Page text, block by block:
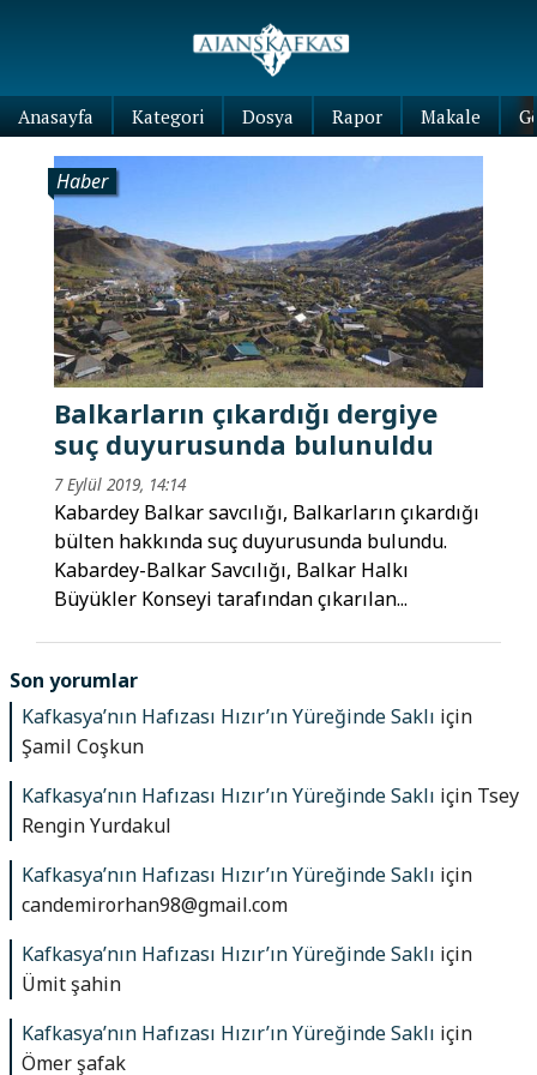
Anasayfa Kategori Dosya Rapor Makale
Haber
Balkarların çıkardığı dergiye
suç duyurusunda bulunuldu
7 Eylül 2019, 14:14
Kabardey Balkar savcılığı, Balkarların çıkardığı
bülten hakkında suç duyurusunda bulundu.
Kabardey-Balkar Savcılığı, Balkar Halkı
Büyükler Konseyi tarafından çıkarılan...
Son yorumlar
Kafkasya’nın Hafızası Hızır’ın Yüreğinde Saklı için
Şamil Coşkun
Kafkasya’nın Hafızası Hızır’ın Yüreğinde Saklı için Tsey
Rengin Yurdakul
Kafkasya’nın Hafızası Hızır’ın Yüreğinde Saklı için
candemirorhan98@gmail.com
Kafkasya’nın Hafızası Hızır’ın Yüreğinde Saklı için
Ümit şahin
Kafkasya’nın Hafızası Hızır’ın Yüreğinde Saklı için
Ömer şafak